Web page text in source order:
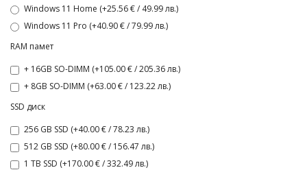
Windows 11 Home (+25.56 € / 49.99 лв.)
Windows 11 Pro (+40.90 € / 79.99 лв.)
RAM памет
+ 16GB SO-DIMM (+105.00 € / 205.36 лв.)
+ 8GB SO-DIMM (+63.00 € / 123.22 лв.)
SSD диск
256 GB SSD (+40.00 € / 78.23 лв.)
512 GB SSD (+80.00 € / 156.47 лв.)
1 TB SSD (+170.00 € / 332.49 лв.)